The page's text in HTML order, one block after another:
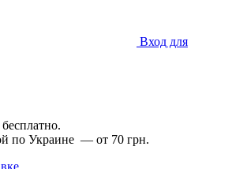
Вход для
по Украине — от 70 грн.